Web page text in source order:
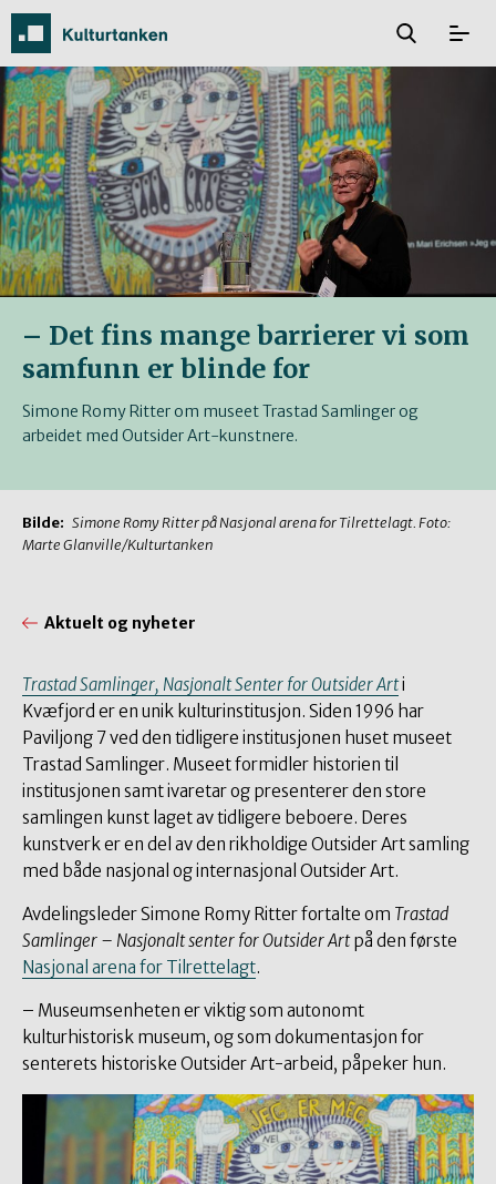
– Det fins mange barrierer vi som
samfunn er blinde for
Simone Romy Ritter om museet Trastad Samlinger og
arbeidet med Outsider Art-kunstnere.
Bilde: Simone Romy Ritter på Nasjonal arena for Tilrettelagt. Foto:
Marte Glanville/Kulturtanken
Aktuelt og nyheter
Trastad Samlinger, Nasjonalt Senter for Outsider Arti
Kvæfjord er en unik kulturinstitusjon. Siden 1996 har
Paviljong 7 ved den tidligere institusjonen huset museet
Trastad Samlinger. Museet formidler historien til
institusjonen samt ivaretar og presenterer den store
samlingen kunst laget av tidligere beboere. Deres
kunstverk er en del av den rikholdige Outsider Art samling
med både nasjonal og internasjonal Outsider Art.
Avdelingsleder Simone Romy Ritter fortalte om Trastad
Samlinger – Nasjonalt senter for Outsider Artpå den første
Nasjonal arena for Tilrettelagt.
– Museumsenheten er viktig som autonomt
kulturhistorisk museum, og som dokumentasjon for
senterets historiske Outsider Art-arbeid, påpeker hun.